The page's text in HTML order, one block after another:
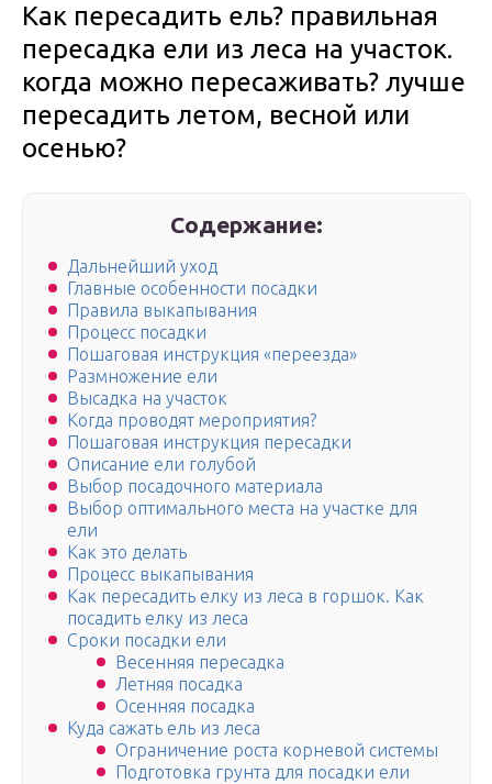
Как пересадить ель? правильная
пересадка ели из леса на участок.
когда можно пересаживать? лучше
пересадить летом, весной или
осенью?
Содержание:
Дальнейший уход
Главные особенности посадки
Правила выкапывания
Процесс посадки
Пошаговая инструкция «переезда»
Размножение ели
Высадка на участок
Когда проводят мероприятия?
Пошаговая инструкция пересадки
Описание ели голубой
Выбор посадочного материала
Выбор оптимального места на участке для
ели
Как это делать
Процесс выкапывания
Как пересадить елку из леса в горшок. Как
посадить елку из леса
Сроки посадки ели
Весенняя пересадка
Летняя посадка
Осенняя посадка
Куда сажать ель из леса
Ограничение роста корневой системы
Подготовка грунта для посадки ели